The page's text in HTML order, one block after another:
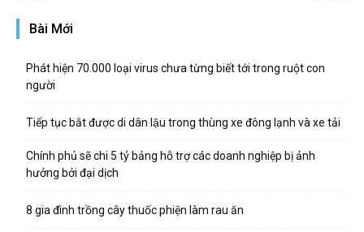
Bài Mới
Phát hiện 70.000 loại virus chưa từng biết tới trong ruột con
người
Tiếp tục bắt được di dân lậu trong thùng xe đông lạnh và xe tải
Chính phủ sẽ chi 5 tỷ bảng hỗ trợ các doanh nghiệp bị ảnh
hưởng bởi đại dịch
8 gia đình trồng cây thuốc phiện làm rau ăn